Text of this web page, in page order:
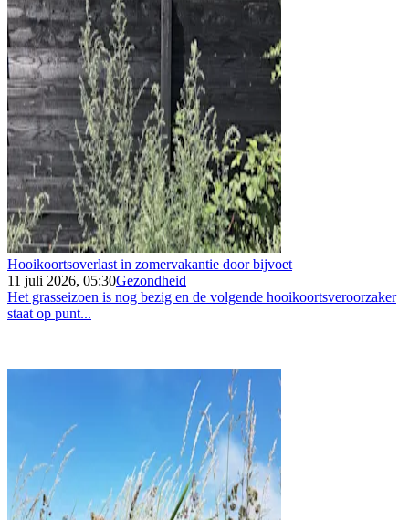
Hooikoortsoverlast in zomervakantie door bijvoet
11 juli 2026, 05:30Gezondheid
Het grasseizoen is nog bezig en de volgende hooikoortsveroorzaker
staat op punt...